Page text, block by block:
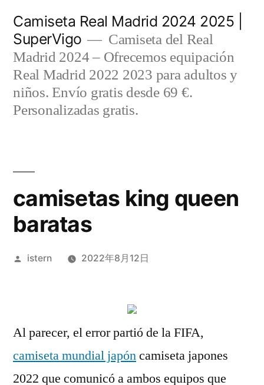
contenido
Camiseta Real Madrid 2024 2025 |
SuperVigo
Camiseta del Real
Madrid 2024 – Ofrecemos equipación
Real Madrid 2022 2023 para adultos y
niños. Envío gratis desde 69 €.
Personalizadas gratis.
camisetas king queen
baratas
Publicado
istern 2022年8月12日
Al parecer, el error partió de la FIFA,
camiseta mundial japóncamiseta japones
2022 que comunicó a ambos equipos que